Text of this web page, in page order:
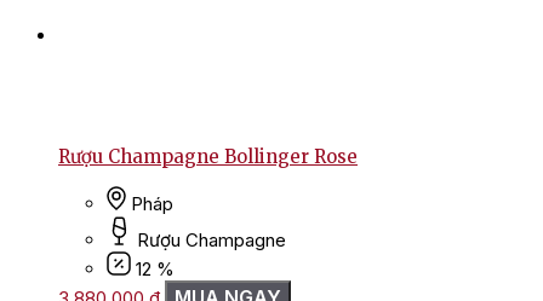
Rượu Champagne Bollinger Rose
Pháp
Rượu Champagne
12 %